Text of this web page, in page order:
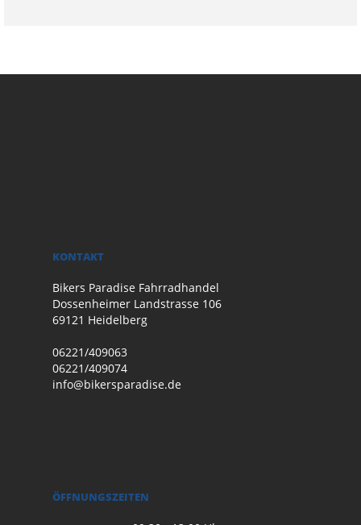
KONTAKT
Bikers Paradise Fahrradhandel
Dossenheimer Landstrasse 106
69121 Heidelberg
06221/409063
06221/409074
info@bikersparadise.de
ÖFFNUNGSZEITEN